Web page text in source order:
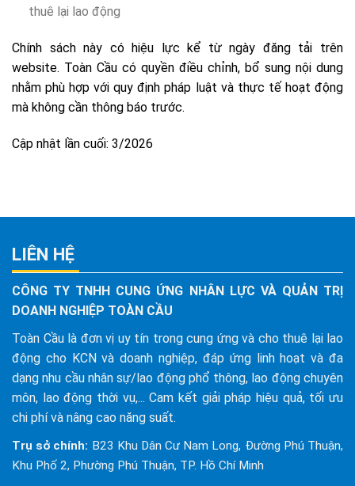
thuê lại lao động
Chính sách này có hiệu lực kể từ ngày đăng tải trên
website. Toàn Cầu có quyền điều chỉnh, bổ sung nội dung
nhằm phù hợp với quy định pháp luật và thực tế hoạt động
mà không cần thông báo trước.
Cập nhật lần cuối: 3/2026
LIÊN HỆ
CÔNG TY TNHH CUNG ỨNG NHÂN LỰC VÀ QUẢN TRỊ
DOANH NGHIỆP TOÀN CẦU
Toàn Cầu là đơn vị uy tín trong cung ứng và cho thuê lại lao
động cho KCN và doanh nghiệp, đáp ứng linh hoạt và đa
dạng nhu cầu nhân sự/lao động phổ thông, lao động chuyên
môn, lao động thời vụ,... Cam kết giải pháp hiệu quả, tối ưu
chi phí và nâng cao năng suất.
Trụ sở chính: B23 Khu Dân Cư Nam Long, Đường Phú Thuận,
Khu Phố 2, Phường Phú Thuận, TP. Hồ Chí Minh